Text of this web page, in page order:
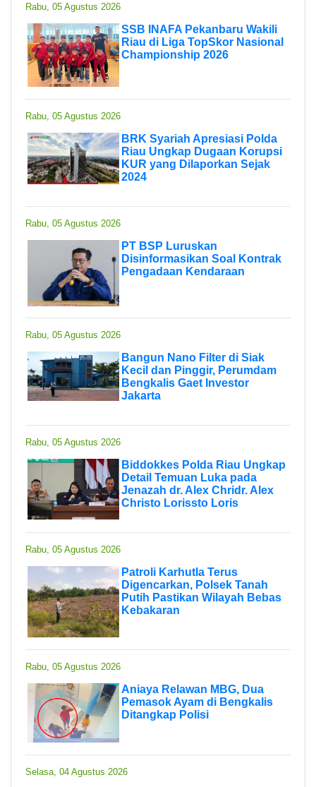
Rabu, 05 Agustus 2026
SSB INAFA Pekanbaru Wakili
Riau di Liga TopSkor Nasional
Championship 2026
Rabu, 05 Agustus 2026
BRK Syariah Apresiasi Polda
Riau Ungkap Dugaan Korupsi
KUR yang Dilaporkan Sejak
2024
Rabu, 05 Agustus 2026
PT BSP Luruskan
Disinformasikan Soal Kontrak
Pengadaan Kendaraan
Rabu, 05 Agustus 2026
Bangun Nano Filter di Siak
Kecil dan Pinggir, Perumdam
Bengkalis Gaet Investor
Jakarta
Rabu, 05 Agustus 2026
Biddokkes Polda Riau Ungkap
Detail Temuan Luka pada
Jenazah dr. Alex Chridr. Alex
Christo Lorissto Loris
Rabu, 05 Agustus 2026
Patroli Karhutla Terus
Digencarkan, Polsek Tanah
Putih Pastikan Wilayah Bebas
Kebakaran
Rabu, 05 Agustus 2026
Aniaya Relawan MBG, Dua
Pemasok Ayam di Bengkalis
Ditangkap Polisi
Selasa, 04 Agustus 2026